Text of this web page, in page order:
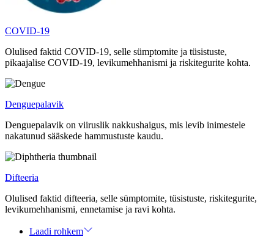
COVID-19
Olulised faktid COVID-19, selle sümptomite ja tüsistuste,
pikaajalise COVID-19, levikumehhanismi ja riskitegurite kohta.
Denguepalavik
Denguepalavik on viiruslik nakkushaigus, mis levib inimestele
nakatunud sääskede hammustuste kaudu.
Difteeria
Olulised faktid difteeria, selle sümptomite, tüsistuste, riskitegurite,
levikumehhanismi, ennetamise ja ravi kohta.
Laadi rohkem